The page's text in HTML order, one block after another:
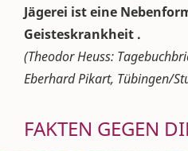
Jägerei ist eine
Geisteskrankheit .
(Theodor Heuss:
Eberhard Pikart, Tübingen/
FAKTEN GEGEN